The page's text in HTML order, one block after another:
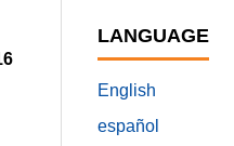
LANGUAGE
English
español